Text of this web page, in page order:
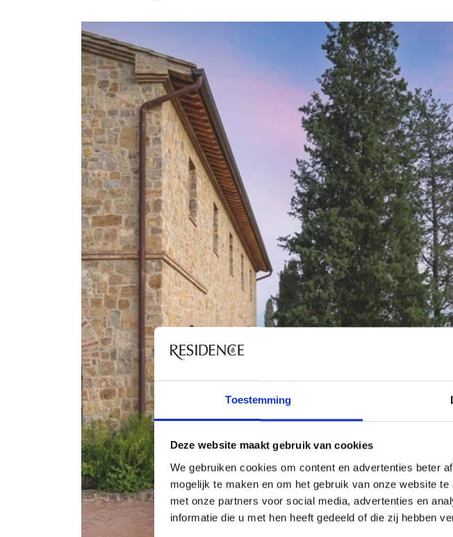
Toestemming
Deze website maakt gebruik van cookies
We gebruiken cookies om content en advertenties beter
mogelijk te maken en om het gebruik van onze website
met onze partners voor social media, advertenties en
informatie die u met hen heeft gedeeld of die zij hebben